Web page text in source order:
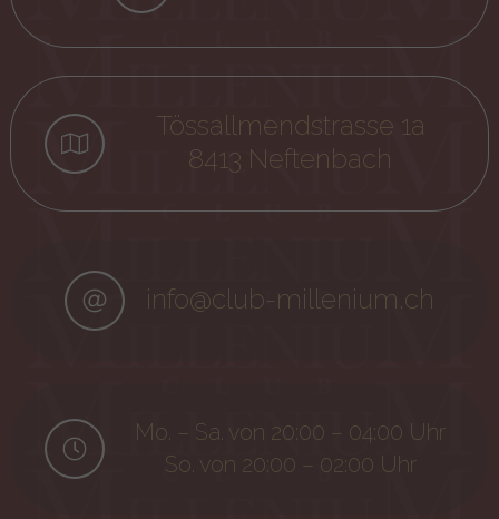
Tössallmendstrasse 1a
8413 Neftenbach
info@club-millenium.ch
Mo. – Sa. von 20:00 – 04:00 Uhr
So. von 20:00 – 02:00 Uhr